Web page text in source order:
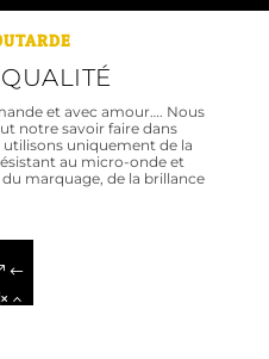
et avec amour…. Nous
notre savoir faire dans
utilisons uniquement de la
au micro-onde et
marquage, de la brillance